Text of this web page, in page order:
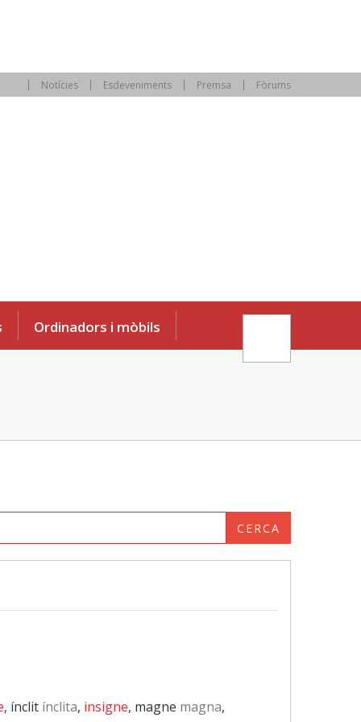
Notícies Esdeveniments Premsa Fòrums
Ordinadors i mòbils
CERCA
, ínclit ínclita, insigne, magne magna,